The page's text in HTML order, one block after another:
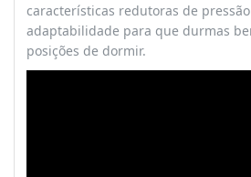
características redutoras de
adaptabilidade para que durmas
posições de dormir.